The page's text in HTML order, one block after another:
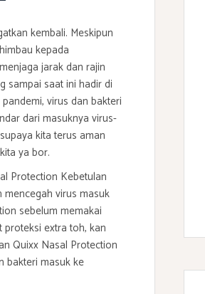
kembali. Meskipun
kepada
jarak dan rajin
sampai saat ini hadir di
virus dan bakteri
dari masuknya virus-
kita terus aman
ya bor.
Protection Kebetulan
virus masuk
sebelum memakai
proteksi extra toh, kan
Quixx Nasal Protection
bakteri masuk ke